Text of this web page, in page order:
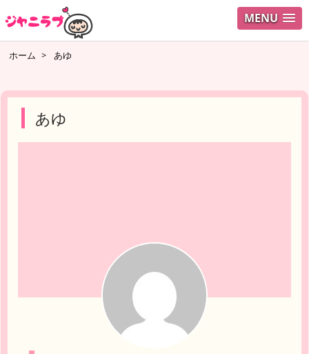
MENU ログイ
ホーム > あゆ
あゆ